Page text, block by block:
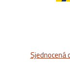
Sjednocená